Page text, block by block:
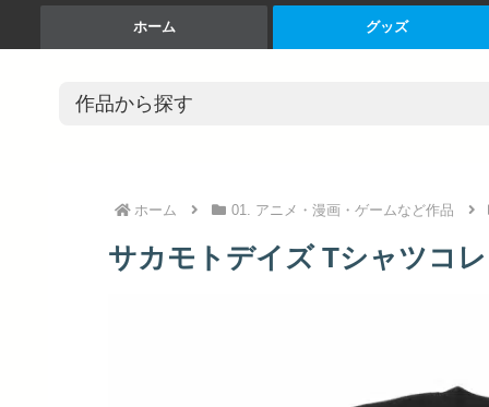
ホーム グッズ
ホーム 01. アニメ・漫画・ゲームなど作品
サカモトデイズ Tシャツコ